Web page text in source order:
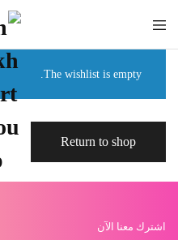
The wishlist is empty.
Return to shop
اشترك معنا الآن